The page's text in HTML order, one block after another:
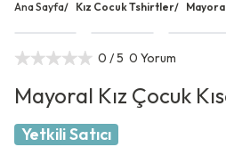
Ana Sayfa/ Kız Cocuk Tshirtler/
0 / 5 0 Yorum
Mayoral Kız Çocuk
Yetkili Satıcı